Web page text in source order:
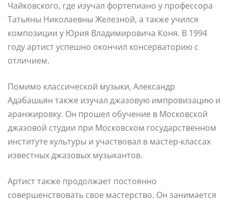
Чайковского, где изучал фортепиано у профессора
Татьяны Николаевны Железной, а также учился
композиции у Юрия Владимировича Коня. В 1994
году артист успешно окончил консерваторию с
отличием.
Помимо классической музыки, Александр
Адабашьян также изучал джазовую импровизацию и
аранжировку. Он прошел обучение в Московской
джазовой студии при Московском государственном
институте культуры и участвовал в мастер-классах
известных джазовых музыкантов.
Артист также продолжает постоянно
совершенствовать свое мастерство. Он занимается